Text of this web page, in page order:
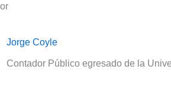
Jorge Coyle
Contador Público egresado de la